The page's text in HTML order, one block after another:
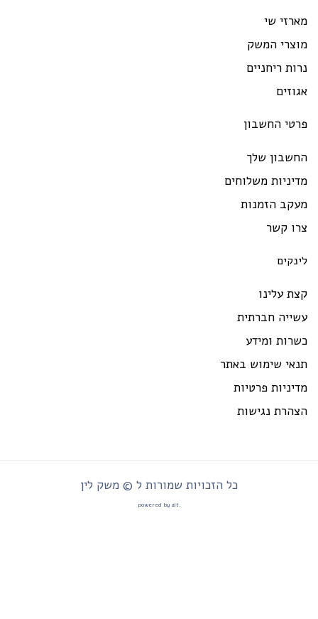
שי
המשק
ריחניים
החשבון
שלך
משלוחים
הזמנות
קשר
עלינו
חברתית
ומידע
שימוש באתר
פרטיות
נגישות
כל הזכויות שמורות ל © משק לין